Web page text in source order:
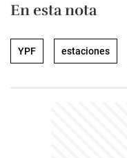
En esta nota
YPF estaciones